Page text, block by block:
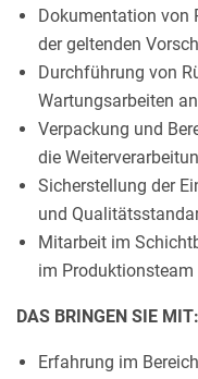
Dokumentation von
der geltenden
Durchführung von
Wartungsarbeiten
Verpackung und
die
Sicherstellung der
und
Mitarbeit im
im Produktionsteam
DAS BRINGEN SIE MIT:
Erfahrung im